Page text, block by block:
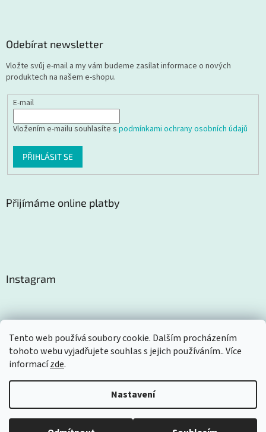
Tento web používá soubory cookie. Dalším procházením
tohoto webu vyjadřujete souhlas s jejich používáním.. Více
informacízde.
Nastavení
Odebírat newsletter
Vložte svůj e-mail a my vám budeme zasílat informace o nových
produktech na našem e-shopu.
E-mail
Vložením e-mailu souhlasíte s podmínkami ochrany osobních údajů
PŘIHLÁSIT SE
Přijímáme online platby
Instagram
Sledovat na Instagramu
Vytvořil Shoptet